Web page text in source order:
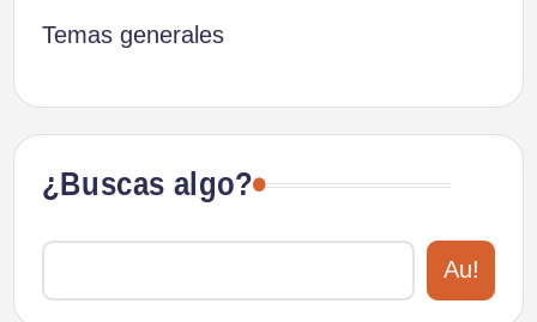
Temas generales
¿Buscas algo?
Au!